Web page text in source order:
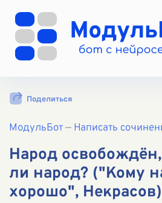
Выбрать режим
Вход
Вход с Telegram
Поделиться
МодульБот— Написать
Народ
ли народ? ("Кому
хорошо", Некрасов)